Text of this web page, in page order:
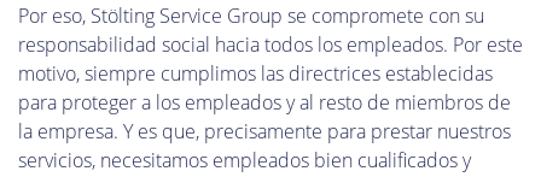
Por eso, Stölting Service Group se compromete con su
responsabilidad social hacia todos los empleados. Por este
motivo, siempre cumplimos las directrices establecidas
para proteger a los empleados y al resto de miembros de
la empresa. Y es que, precisamente para prestar nuestros
servicios, necesitamos empleados bien cualificados y